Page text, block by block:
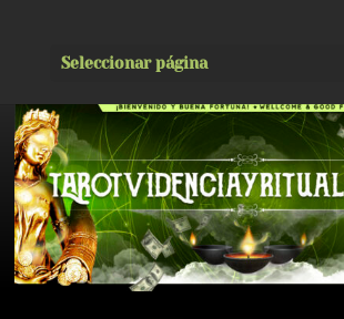
Seleccionar página